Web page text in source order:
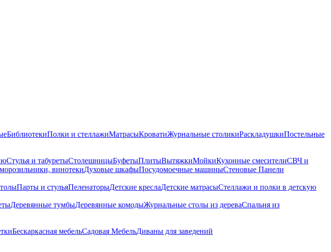
БиблиотекиПолки и стеллажиМатрасыКроватиЖурнальные столикиРаскладушкиПостельные
Стулья и табуретыСтолешницыБуфетыПлитыВытяжкиМойкиКухонные смесителиСВЧ и
винотекиДуховые шкафыПосудомоечные машиныСтеновые Панели
Парты и стульяПеленаторыДетские креслаДетские матрасыСтеллажи и полки в детскую
Деревянные тумбыДеревянные комодыЖурнальные столы из дереваСпальня из
Бескаркасная мебельСадовая МебельДиваны для заведений